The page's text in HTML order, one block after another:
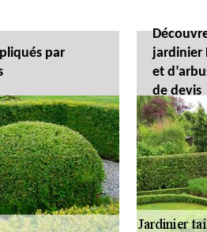
par
jardinier
et
de devis